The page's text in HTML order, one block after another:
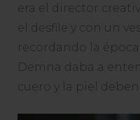
era el director
el desfile y con un
recordando la época
Demna daba a
cuero y la piel